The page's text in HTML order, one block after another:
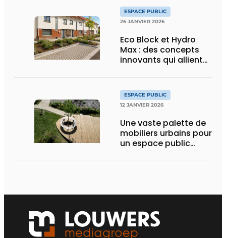
ESPACE PUBLIC
26 JANVIER 2026
Eco Block et Hydro
Max : des concepts
innovants qui allient
résistance
ESPACE PUBLIC
12 JANVIER 2026
Une vaste palette de
mobiliers urbains pour
un espace public